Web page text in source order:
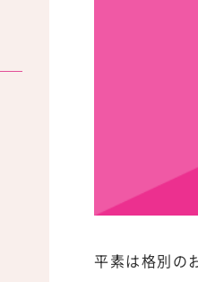
平素は格別の